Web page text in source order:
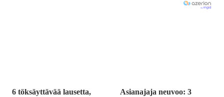
6 töksäyttävää lausetta,
Asianajaja neuvoo: 3